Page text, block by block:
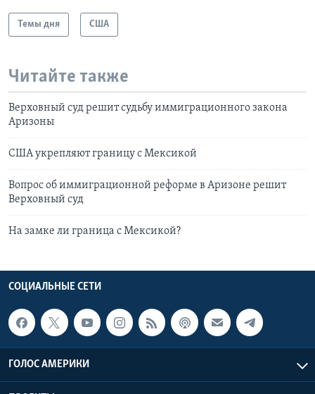
Темы дня США
Читайте также
Верховный суд решит судьбу иммиграционного закона
Аризоны
США укрепляют границу с Мексикой
Вопрос об иммиграционной реформе в Аризоне решит
Верховный суд
На замке ли граница с Мексикой?
СОЦИАЛЬНЫЕ СЕТИ
ГОЛОС АМЕРИКИ